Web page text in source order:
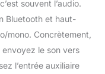
sortie audio
FM. Les
son clair et
à la double
souvent l’audio.
Bluetooth et haut-
mono. Concrètement,
le son vers
l’entrée auxiliaire